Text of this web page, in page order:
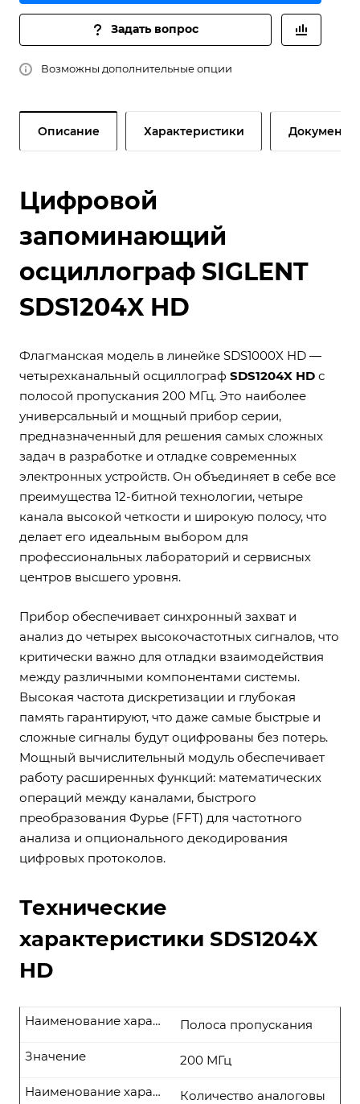
Задать вопрос
Возможны дополнительные опции
Описание Характеристики Документы
Цифровой
запоминающий
осциллограф SIGLENT
SDS1204X HD
Флагманская модель в линейке SDS1000X HD —
четырехканальный осциллограф SDS1204X HD с
полосой пропускания 200 МГц. Это наиболее
универсальный и мощный прибор серии,
предназначенный для решения самых сложных
задач в разработке и отладке современных
электронных устройств. Он объединяет в себе все
преимущества 12-битной технологии, четыре
канала высокой четкости и широкую полосу, что
делает его идеальным выбором для
профессиональных лабораторий и сервисных
центров высшего уровня.
Прибор обеспечивает синхронный захват и
анализ до четырех высокочастотных сигналов, что
критически важно для отладки взаимодействия
между различными компонентами системы.
Высокая частота дискретизации и глубокая
память гарантируют, что даже самые быстрые и
сложные сигналы будут оцифрованы без потерь.
Мощный вычислительный модуль обеспечивает
работу расширенных функций: математических
операций между каналами, быстрого
преобразования Фурье (FFT) для частотного
анализа и опционального декодирования
цифровых протоколов.
Технические
характеристики SDS1204X
HD
Полоса пропускания
Наименование характеристики
200 МГц
Значение
Количество аналоговы
Наименование характеристики